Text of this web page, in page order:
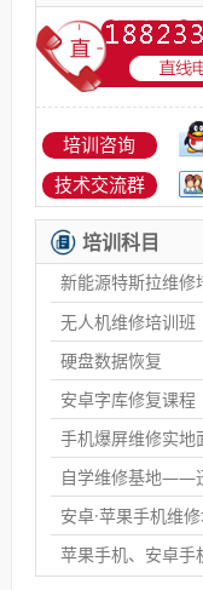
培训咨询
技术交流群
培训科目
新能源特斯拉维修
无人机维修培训班
硬盘数据恢复
安卓字库修复课程
手机爆屏维修实地
自学维修基地——
安卓·苹果手机维